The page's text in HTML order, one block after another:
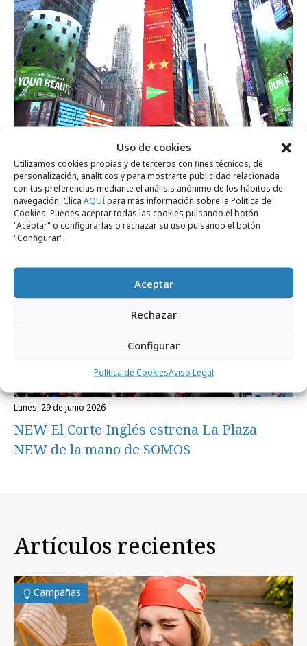
Uso de cookies
Utilizamos cookies propias y de terceros con fines técnicos, de
personalización, analíticos y para mostrarte publicidad relacionada
con tus preferencias mediante el análisis anónimo de los hábitos de
navegación. Clica AQUÍpara más información sobre la Política de
Cookies. Puedes aceptar todas las cookies pulsando el botón
"Aceptar" o configurarlas o rechazar su uso pulsando el botón
"Configurar".
Aceptar
Rechazar
Configurar
Política de CookiesAviso Legal
El Corte Inglés felicita a La Roja desde
Times Square
Agencias
lunes, 29 de junio 2026
NEW El Corte Inglés estrena La Plaza
NEW de la mano de SOMOS
Artículos recientes
Campañas